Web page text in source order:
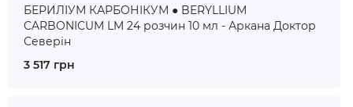
БЕРИЛІУМ КАРБОНІКУМ ● BERYLLIUM
CARBONICUM LM 24 розчин 10 мл - Аркана Доктор
Северін
3 517 грн